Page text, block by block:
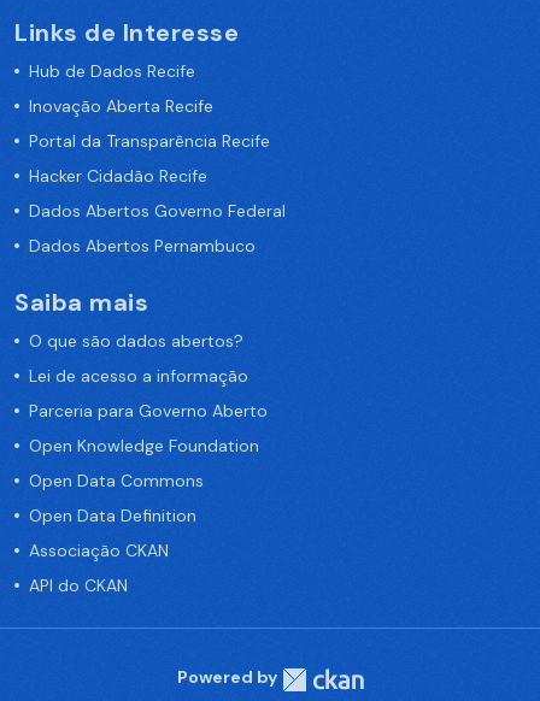
Links de Interesse
Hub de Dados Recife
Inovação Aberta Recife
Portal da Transparência Recife
Hacker Cidadão Recife
Dados Abertos Governo Federal
Dados Abertos Pernambuco
Saiba mais
O que são dados abertos?
Lei de acesso a informação
Parceria para Governo Aberto
Open Knowledge Foundation
Open Data Commons
Open Data Definition
Associação CKAN
API do CKAN
Powered by